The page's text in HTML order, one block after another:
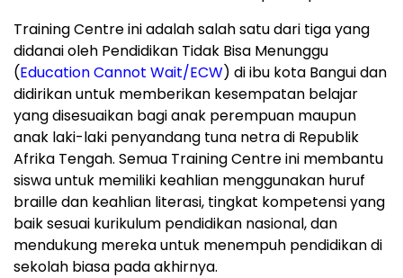
Training Centre ini adalah salah satu dari tiga yang
didanai oleh Pendidikan Tidak Bisa Menunggu
(Education Cannot Wait/ECW) di ibu kota Banguidan
didirikan untuk memberikan kesempatan belajar
yang disesuaikan bagi anak perempuan maupun
anak laki-laki penyandang tuna netra di Republik
Afrika Tengah. Semua Training Centre ini membantu
siswa untuk memiliki keahlian menggunakan huruf
braille dan keahlian literasi, tingkat kompetensi yang
baik sesuai kurikulum pendidikan nasional, dan
mendukung mereka untuk menempuh pendidikan di
sekolah biasa pada akhirnya.